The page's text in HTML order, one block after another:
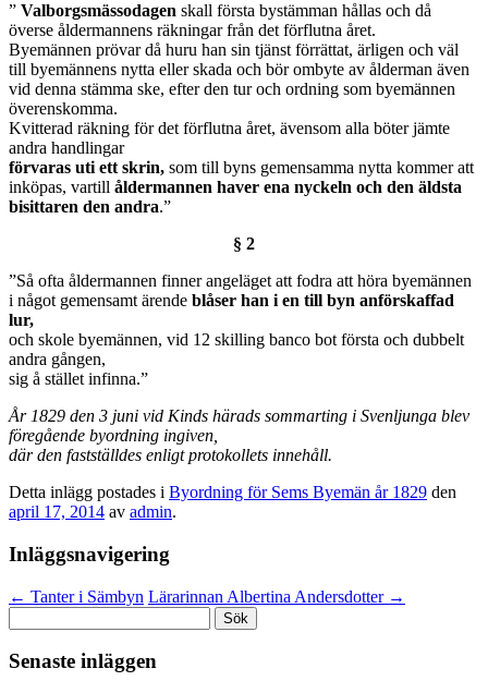
” Valborgsmässodagen skall första bystämman hållas och då
överse åldermannens räkningar från det förflutna året.
Byemännen prövar då huru han sin tjänst förrättat, ärligen och väl
till byemännens nytta eller skada och bör ombyte av ålderman även
vid denna stämma ske, efter den tur och ordning som byemännen
överenskomma.
Kvitterad räkning för det förflutna året, ävensom alla böter jämte
andra handlingar
förvaras uti ett skrin, som till byns gemensamma nytta kommer att
inköpas, vartill åldermannen haver ena nyckeln och den äldsta
bisittaren den andra.”
§ 2
”Så ofta åldermannen finner angeläget att fodra att höra byemännen
i något gemensamt ärende blåser han i en till byn anförskaffad
lur,
och skole byemännen, vid 12 skilling banco bot första och dubbelt
andra gången,
sig å stället infinna.”
År 1829 den 3 juni vid Kinds härads sommarting i Svenljunga blev
föregående byordning ingiven,
där den fastställdes enligt protokollets innehåll.
Detta inlägg postades i Byordning för Sems Byemän år 1829 den
april 17, 2014 av admin.
Inläggsnavigering
← Tanter i Sämbyn Lärarinnan Albertina Andersdotter →
efter:
Senaste inläggen